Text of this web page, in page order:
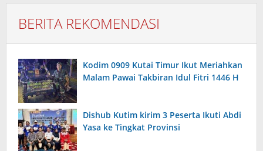
BERITA REKOMENDASI
Kodim 0909 Kutai Timur Ikut Meriahkan
Malam Pawai Takbiran Idul Fitri 1446 H
Dishub Kutim kirim 3 Peserta Ikuti Abdi
Yasa ke Tingkat Provinsi